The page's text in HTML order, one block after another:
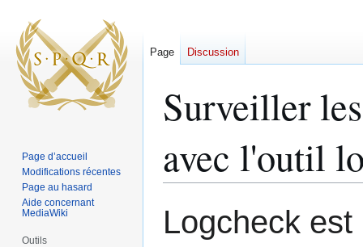
Surveiller
avec l'outil
Logcheck
Page Discussion
Page d’accueil
Modifications récentes
Page au hasard
Aide concernant
MediaWiki
Outils